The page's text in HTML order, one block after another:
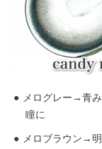
メログレー→青
瞳に
メロブラウン→